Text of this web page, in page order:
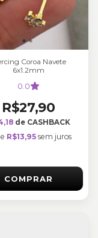
Coroa Navete
6x1.2mm
0.0
R$27,90
de CASHBACK
R$13,95 sem juros
COMPRAR